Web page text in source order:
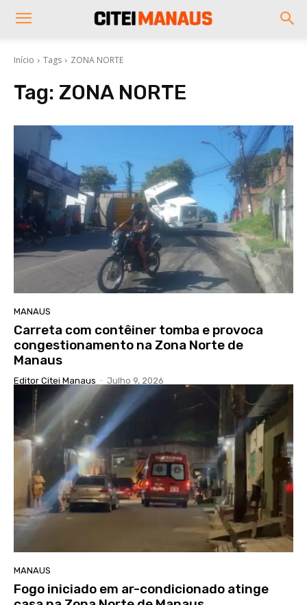
Início Tags ZONA NORTE
Tag: ZONA NORTE
MANAUS
Carreta com contêiner tomba e provoca
congestionamento na Zona Norte de
Manaus
Editor Citei Manaus - Julho 9, 2026
MANAUS
Fogo iniciado em ar-condicionado atinge